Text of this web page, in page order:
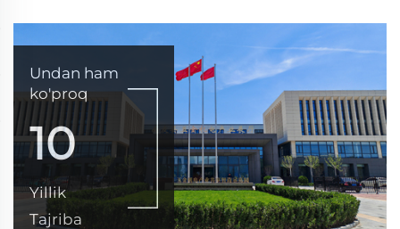
Undan ham
ko'proq
10
Yillik
Tajriba